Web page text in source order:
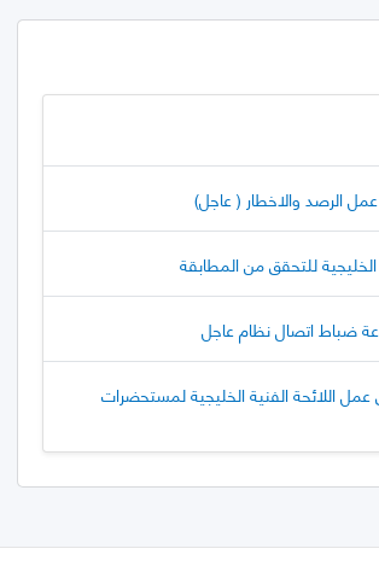
الرصد والاخطار ( عاجل)
الخليجية للتحقق من المطابقة
ضباط اتصال نظام عاجل
عمل اللائحة الفنية الخليجية لمستحضرات